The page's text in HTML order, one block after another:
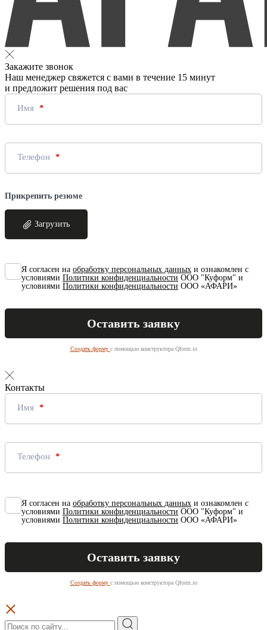
Закажите звонок
Наш менеджер свяжется с вами в течение 15 минут
и предложит решения под вас
Имя
Телефон
Прикрепить резюме
Загрузить
Я согласен на обработку персональных данных и ознакомлен с
условиями Политики конфиденциальности ООО "Куформ" и
условиями Политики конфиденциальности ООО «АФАРИ»
Создать форму с помощью конструктора Qform.io
Контакты
Имя
Телефон
Я согласен на обработку персональных данных и ознакомлен с
условиями Политики конфиденциальности ООО "Куформ" и
условиями Политики конфиденциальности ООО «АФАРИ»
Создать форму с помощью конструктора Qform.io